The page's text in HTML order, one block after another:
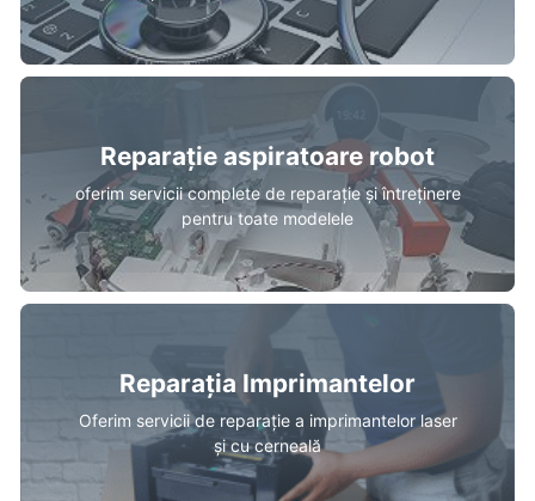
Reparație aspiratoare robot
oferim servicii complete de reparație și întreținere
pentru toate modelele
Reparația Imprimantelor
Oferim servicii de reparație a imprimantelor laser
și cu cerneală